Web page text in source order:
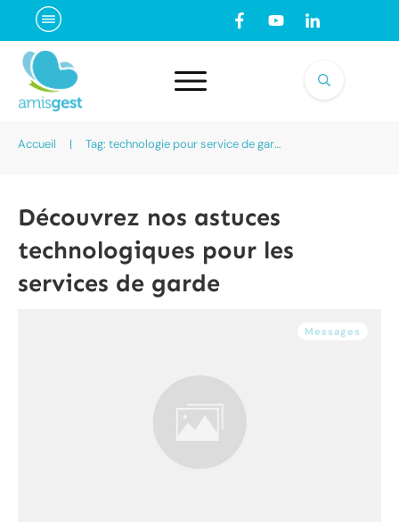
Accueil | Tag: technologie pour service de garde
Découvrez nos astuces
technologiques pour les
services de garde
Messages